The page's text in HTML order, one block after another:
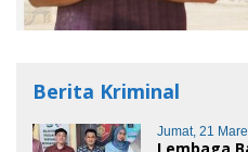
Berita Kriminal
Jumat, 21